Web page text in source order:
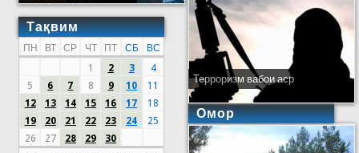
Тақвим
ПН ВТ СР ЧТ ПТ СБ
ВС
1
2 3
4
5
6 7 8 9 10
11
12
13 14 15 16 17
18
19
20 21 22 23 24
25
26
27 28 29 30
Терроризм вабои аср
Омор